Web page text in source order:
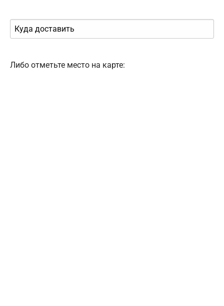
Либо отметьте место на карте: